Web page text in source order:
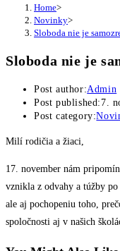
Home>
Novinky>
Sloboda nie je
Sloboda nie je
Post author:Admin
Post published: 7.
Post category:
Milí rodičia a žiaci,
17. november nám
vznikla z odvahy a túžby po
ale aj pochopeniu toho,
spoločnosti aj v našich